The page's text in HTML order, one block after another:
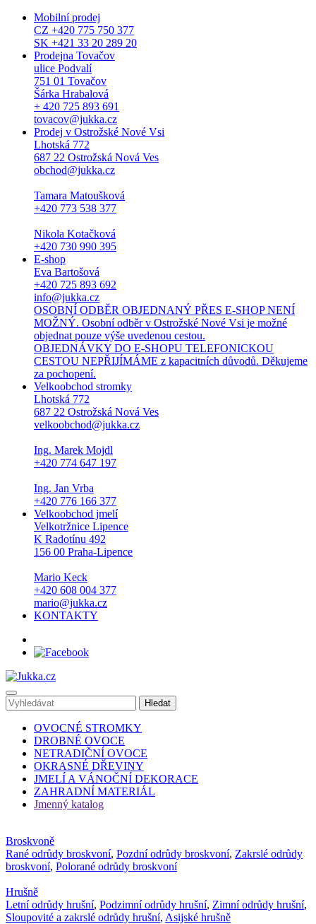
Mobilní prodej
CZ +420 775 750 377
SK +421 33 20 289 20
Prodejna Tovačov
ulice Podvalí
751 01 Tovačov
Šárka Hrabalová
+ 420 725 893 691
tovacov@jukka.cz
Prodej v Ostrožské Nové Vsi
Lhotská 772
687 22 Ostrožská Nová Ves
obchod@jukka.cz
Tamara Matoušková
+420 773 538 377
Nikola Kotačková
+420 730 990 395
E-shop
Eva Bartošová
+420 725 893 692
info@jukka.cz
OSOBNÍ ODBĚR OBJEDNANÝ PŘES E-SHOP NENÍ
MOŽNÝ. Osobní odběr v Ostrožské Nové Vsi je možné
objednat pouze výše uvedenou cestou.
OBJEDNÁVKY DO E-SHOPU TELEFONICKOU
CESTOU NEPŘIJÍMÁME z kapacitních důvodů. Děkujeme
za pochopení.
Velkoobchod stromky
Lhotská 772
687 22 Ostrožská Nová Ves
velkoobchod@jukka.cz
Ing. Marek Mojdl
+420 774 647 197
Ing. Jan Vrba
+420 776 166 377
Velkoobchod jmelí
Velkotržnice Lipence
K Radotínu 492
156 00 Praha-Lipence
Mario Keck
+420 608 004 377
mario@jukka.cz
KONTAKTY
OVOCNÉ STROMKY
DROBNÉ OVOCE
NETRADIČNÍ OVOCE
OKRASNÉ DŘEVINY
JMELÍ A VÁNOČNÍ DEKORACE
ZAHRADNÍ MATERIÁL
Jmenný katalog
Broskvoně
Rané odrůdy broskvoní, Pozdní odrůdy broskvoní, Zakrslé odrůdy
broskvoní, Polorané odrůdy broskvoní
Hrušně
Letní odrůdy hrušní, Podzimní odrůdy hrušní, Zimní odrůdy hrušní,
Sloupovité a zakrslé odrůdy hrušní, Asijské hrušně